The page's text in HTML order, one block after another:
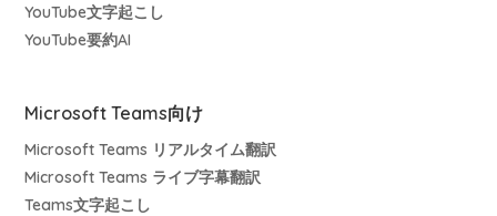
YouTube文字起こし
YouTube要約AI
Microsoft Teams向け
Microsoft Teams リアルタイム翻訳
Microsoft Teams ライブ字幕翻訳
Teams文字起こし